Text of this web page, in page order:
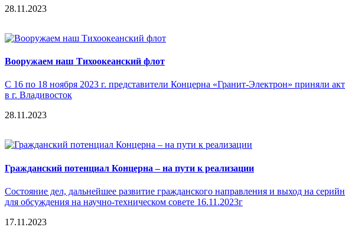
28.11.2023
Вооружаем наш Тихоокеанский флот
С 16 по 18 ноября 2023 г. представители Концерна «Гранит-Электрон» приняли
в г. Владивосток
28.11.2023
Гражданский потенциал Концерна – на пути к реализации
Состояние дел, дальнейшее развитие гражданского направления и выход на
для обсуждения на научно-техническом совете 16.11.2023г
17.11.2023